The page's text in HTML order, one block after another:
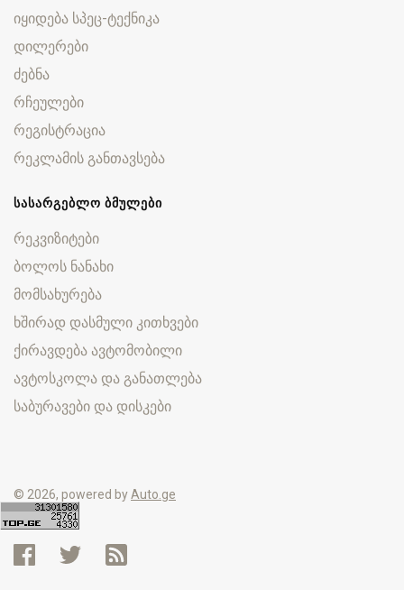
იყიდება სპეც-ტექნიკა
დილერები
ძებნა
რჩეულები
რეგისტრაცია
რეკლამის განთავსება
ᲡᲐᲡᲐᲠᲒᲔᲑᲚᲝ ᲑᲛᲣᲚᲔᲑᲘ
რეკვიზიტები
ბოლოს ნანახი
მომსახურება
ხშირად დასმული კითხვები
ქირავდება ავტომობილი
ავტოსკოლა და განათლება
საბურავები და დისკები
© 2026, powered byAuto.ge